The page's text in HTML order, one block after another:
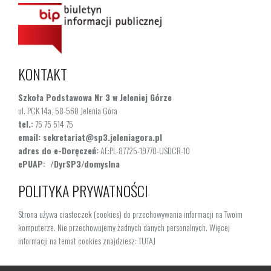
KONTAKT
Szkoła Podstawowa Nr 3 w Jeleniej Górze
ul. PCK 14a, 58-560 Jelenia Góra
tel.:75 75 514 75
email: sekretariat@sp3.jeleniagora.pl
adres do e-Doręczeń:AE:PL-87725-19770-USDCR-10
ePUAP: /DyrSP3/domyslna
POLITYKA PRYWATNOŚCI
Strona używa ciasteczek (cookies) do przechowywania informacji na Twoim
komputerze. Nie przechowujemy żadnych danych personalnych. Więcej
informacji na temat cookies znajdziesz:TUTAJ